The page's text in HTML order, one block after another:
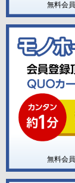
無料会
無料会